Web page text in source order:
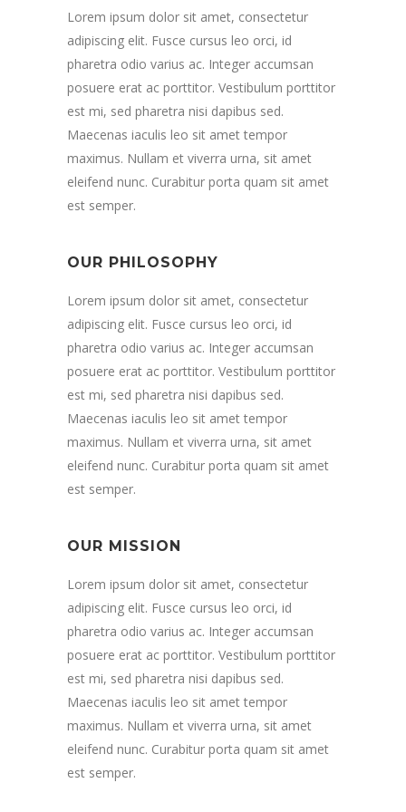
Lorem ipsum dolor sit amet, consectetur
adipiscing elit. Fusce cursus leo orci, id
pharetra odio varius ac. Integer accumsan
posuere erat ac porttitor. Vestibulum porttitor
est mi, sed pharetra nisi dapibus sed.
Maecenas iaculis leo sit amet tempor
maximus. Nullam et viverra urna, sit amet
eleifend nunc. Curabitur porta quam sit amet
est semper.
OUR PHILOSOPHY
Lorem ipsum dolor sit amet, consectetur
adipiscing elit. Fusce cursus leo orci, id
pharetra odio varius ac. Integer accumsan
posuere erat ac porttitor. Vestibulum porttitor
est mi, sed pharetra nisi dapibus sed.
Maecenas iaculis leo sit amet tempor
maximus. Nullam et viverra urna, sit amet
eleifend nunc. Curabitur porta quam sit amet
est semper.
OUR MISSION
Lorem ipsum dolor sit amet, consectetur
adipiscing elit. Fusce cursus leo orci, id
pharetra odio varius ac. Integer accumsan
posuere erat ac porttitor. Vestibulum porttitor
est mi, sed pharetra nisi dapibus sed.
Maecenas iaculis leo sit amet tempor
maximus. Nullam et viverra urna, sit amet
eleifend nunc. Curabitur porta quam sit amet
est semper.